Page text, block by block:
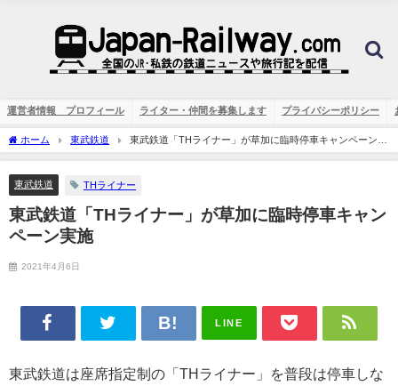
運営者情報 プロフィール ライター・仲間を募集します プライバシーポリシー
ホーム 東武鉄道
東武鉄道「THライナー」が草加に臨時停車キャンペーン実
施
東武鉄道 THライナー
東武鉄道「THライナー」が草加に臨時停車キャン
ペーン実施
2021年4月6日
LINE
東武鉄道は座席指定制の「THライナー」を普段は停車しな